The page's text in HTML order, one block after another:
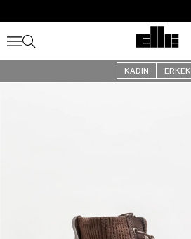
Kargo Ücretsiz!
KADIN ERKEK